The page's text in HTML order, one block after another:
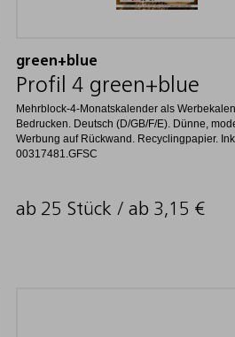
green+blue
Profil 4 green+blue
Mehrblock-4-Monatskalender als
Bedrucken. Deutsch (D/GB/F/E). Dünne,
Werbung auf Rückwand. Recyclingpapier.
00317481.GFSC
ab 25 Stück / ab 3,15 €